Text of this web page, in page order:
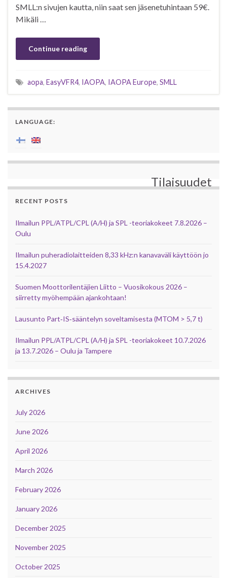
SMLL:n sivujen kautta, niin saat sen jäsenetuhintaan 59€.
Mikäli …
Continue reading
aopa, EasyVFR4, IAOPA, IAOPA Europe, SMLL
LANGUAGE:
Tilaisuudet
RECENT POSTS
Ilmailun PPL/ATPL/CPL (A/H) ja SPL -teoriakokeet 7.8.2026 –
Oulu
Ilmailun puheradiolaitteiden 8,33 kHz:n kanavaväli käyttöön jo
15.4.2027
Suomen Moottorilentäjien Liitto – Vuosikokous 2026 –
siirretty myöhempään ajankohtaan!
Lausunto Part‑IS‑sääntelyn soveltamisesta (MTOM > 5,7 t)
Ilmailun PPL/ATPL/CPL (A/H) ja SPL -teoriakokeet 10.7.2026
ja 13.7.2026 – Oulu ja Tampere
ARCHIVES
July 2026
June 2026
April 2026
March 2026
February 2026
January 2026
December 2025
November 2025
October 2025